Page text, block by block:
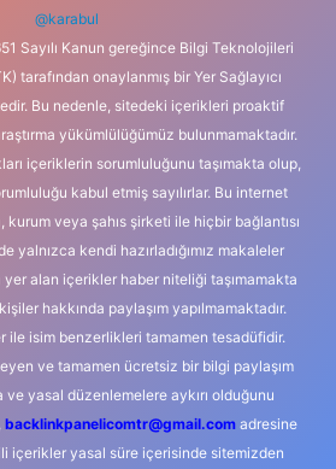
@karabul
Sayılı Kanun gereğince Bilgi Teknolojileri
tarafından onaylanmış bir Yer Sağlayıcı
Bu nedenle, sitedeki içerikleri proaktif
yükümlülüğümüz bulunmamaktadır.
içeriklerin sorumluluğunu taşımakta olup,
kabul etmiş sayılırlar. Bu internet
veya şahıs şirketi ile hiçbir bağlantısı
yalnızca kendi hazırladığımız makaleler
yer alan içerikler haber niteliği taşımamakta
hakkında paylaşım yapılmamaktadır.
ile isim benzerlikleri tamamen tesadüfidir.
ve tamamen ücretsiz bir bilgi paylaşım
yasal düzenlemelere aykırı olduğunu
backlinkpanelicomtr@gmail.comadresine
içerikler yasal süre içerisinde sitemizden